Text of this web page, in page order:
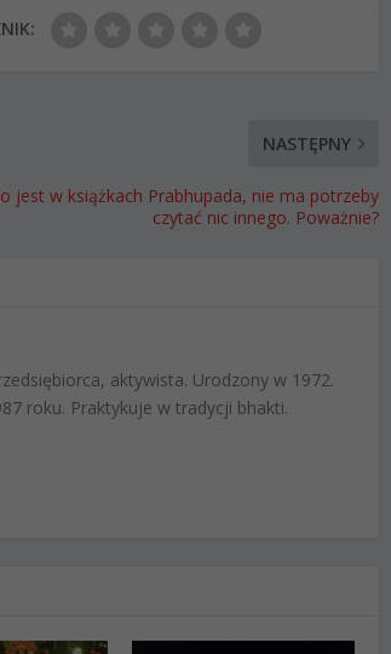
NASTĘPNY
jest w książkach Prabhupada, nie ma potrzeby
czytać nic innego. Poważnie?
aktywista. Urodzony w 1972.
roku. Praktykuje w tradycji bhakti.